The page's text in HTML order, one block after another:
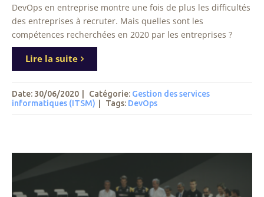
DevOps en entreprise montre une fois de plus les difficultés
des entreprises à recruter. Mais quelles sont les
compétences recherchées en 2020 par les entreprises ?
Lire la suite
Date: 30/06/2020 Catégorie: Gestion des services
informatiques (ITSM)
Tags: DevOps